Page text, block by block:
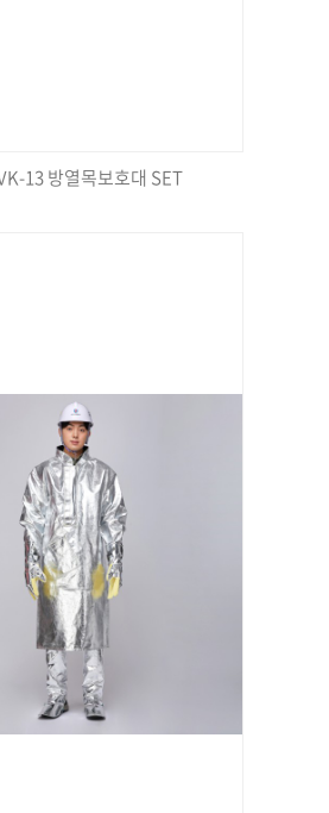
13 방열목보호대 SET